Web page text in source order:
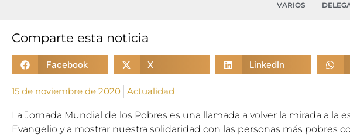
VARIOS
Comparte esta noticia
Facebook X LinkedIn
15 de noviembre de 2020 Actualidad
La Jornada Mundial de los Pobres es una llamada a volver la mirada a la
Evangelio y a mostrar nuestra solidaridad con las personas más pobres